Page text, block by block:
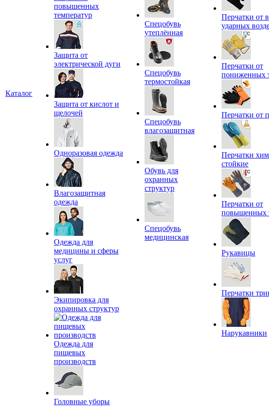
Каталог
повышенных
температур
Защита от
электрической дуги
Защита от кислот и
щелочей
Одноразовая одежда
Влагозащитная
одежда
Одежда для
медицины и сферы
услуг
Экипировка для
охранных структур
Одежда для
пищевых
производств
Головные уборы
Спецобувь
утеплённая
Спецобувь
термостойкая
Спецобувь
влагозащитная
Обувь для
охранных
структур
Спецобувь
медицинская
Перчатки от
ударных
Перчатки от
пониженных
Перчатки от
Перчатки
стойкие
Перчатки от
повышенных
Рукавицы
Перчатки
Нарукавники